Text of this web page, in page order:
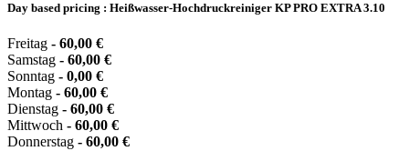
Day based pricing : Heißwasser-Hochdruckreiniger KP PRO EXTRA 3.10
Freitag - 60,00 €
Samstag - 60,00 €
Sonntag - 0,00 €
Montag - 60,00 €
Dienstag - 60,00 €
Mittwoch - 60,00 €
Donnerstag - 60,00 €